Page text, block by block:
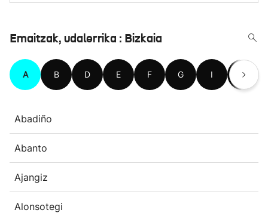
Emaitzak, udalerrika : Bizkaia
A B D E F G I J
Abadiño
Abanto
Ajangiz
Alonsotegi